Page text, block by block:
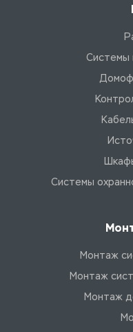
Системы
Системы
Монтаж
Монтаж
Монтаж